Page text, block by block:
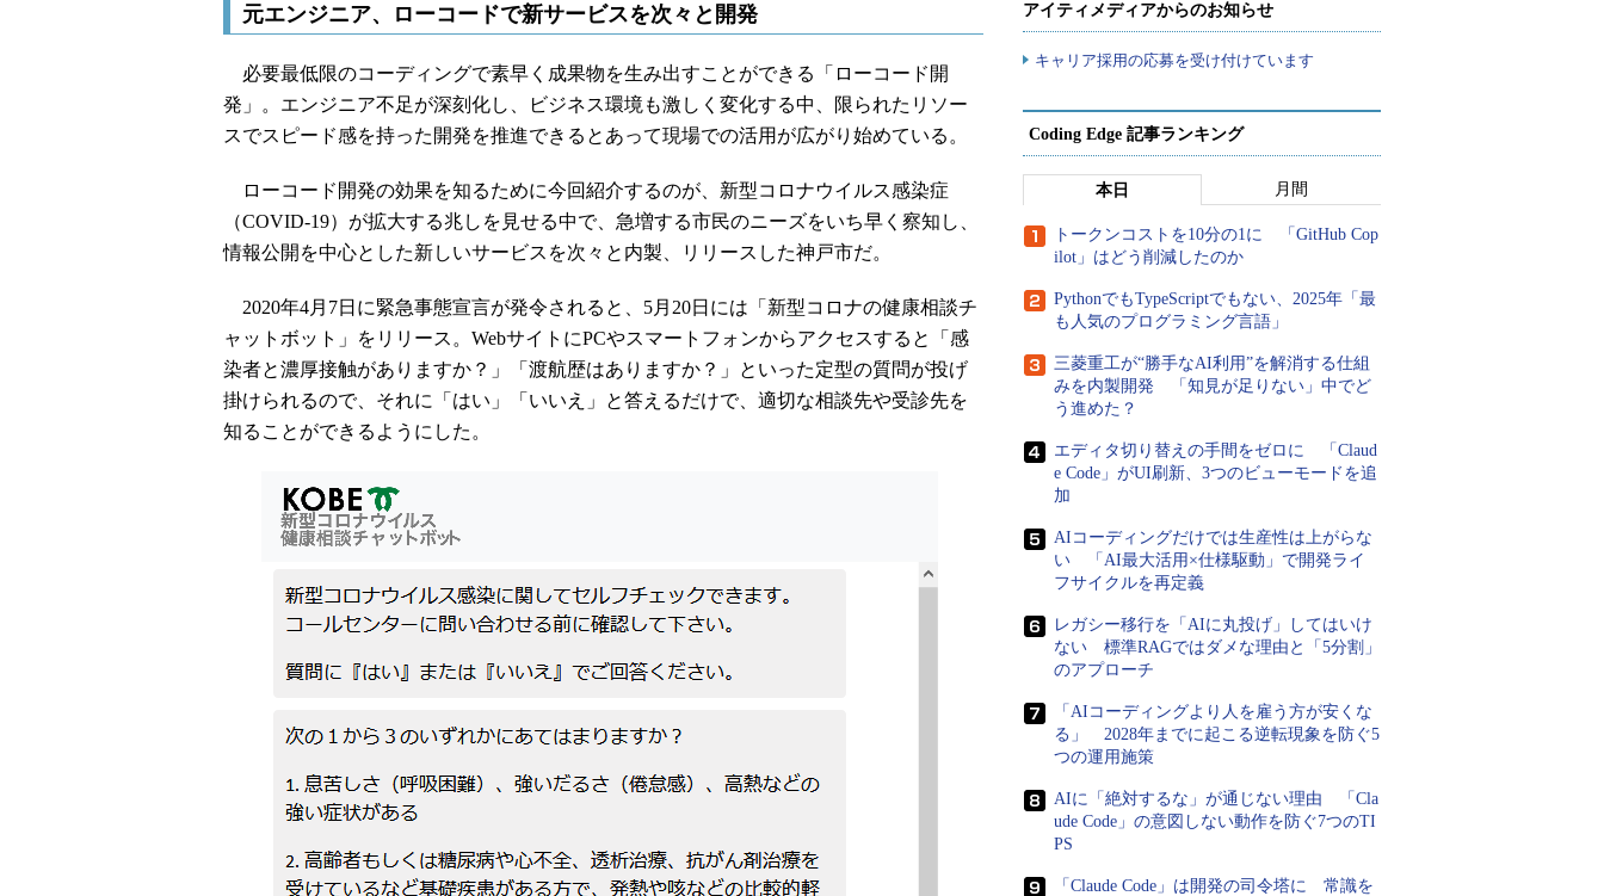
元エンジニア、ローコードで新サービスを次々と開発
必要最低限のコーディングで素早く成果物を生み出すことができる「ローコード開
発」。エンジニア不足が深刻化し、ビジネス環境も激しく変化する中、限られたリソー
スでスピード感を持った開発を推進できるとあって現場での活用が広がり始めている。
ローコード開発の効果を知るために今回紹介するのが、新型コロナウイルス感染症
（COVID-19）が拡大する兆しを見せる中で、急増する市民のニーズをいち早く察知し、
情報公開を中心とした新しいサービスを次々と内製、リリースした神戸市だ。
2020年4月7日に緊急事態宣言が発令されると、5月20日には「新型コロナの健康相談チ
ャットボット」をリリース。WebサイトにPCやスマートフォンからアクセスすると「感
染者と濃厚接触がありますか？」「渡航歴はありますか？」といった定型の質問が投げ
掛けられるので、それに「はい」「いいえ」と答えるだけで、適切な相談先や受診先を
知ることができるようにした。
アイティメディアからのお知らせ
キャリア採用の応募を受け付けています
Coding Edge 記事ランキング
本日 月間
トークンコストを10分の1に 「GitHub Cop
ilot」はどう削減したのか
PythonでもTypeScriptでもない、2025年「最
も人気のプログラミング言語」
三菱重工が“勝手なAI利用”を解消する仕組
みを内製開発 「知見が足りない」中でど
う進めた？
エディタ切り替えの手間をゼロに 「Claud
e Code」がUI刷新、3つのビューモードを追
加
AIコーディングだけでは生産性は上がらな
い 「AI最大活用×仕様駆動」で開発ライ
フサイクルを再定義
レガシー移行を「AIに丸投げ」してはいけ
ない 標準RAGではダメな理由と「5分割」
のアプローチ
「AIコーディングより人を雇う方が安くな
る」 2028年までに起こる逆転現象を防ぐ5
つの運用施策
AIに「絶対するな」が通じない理由 「Cla
ude Code」の意図しない動作を防ぐ7つのTI
PS
「Claude Code」は開発の司令塔に 常識を